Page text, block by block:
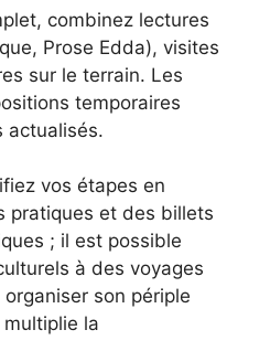
combinez lectures
Prose Edda), visites
sur le terrain. Les
temporaires
actualisés.
vos étapes en
pratiques et des billets
; il est possible
à des voyages
son périple
multiplie la